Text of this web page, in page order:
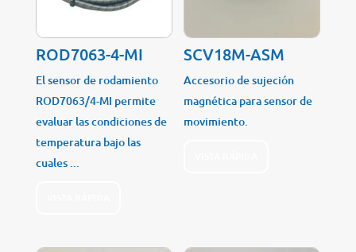
ROD7063-4-MI
El sensor de rodamiento
ROD7063/4-MI permite
evaluar las condiciones de
temperatura bajo las
cuales ...
SCV18M-ASM
Accesorio de sujeción
magnética para sensor de
movimiento.